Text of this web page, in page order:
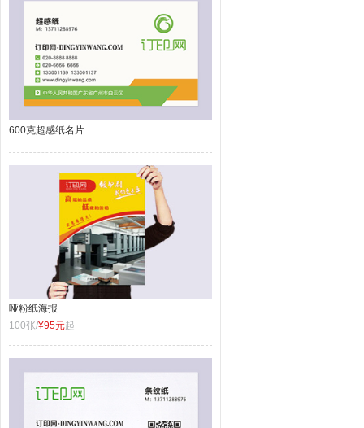
600克超感纸名片
哑粉纸海报
100张/¥95元起